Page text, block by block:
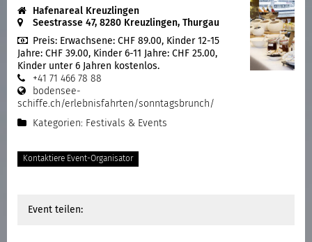
Hafenareal Kreuzlingen
Seestrasse 47, 8280 Kreuzlingen, Thurgau
Preis: Erwachsene: CHF 89.00, Kinder 12-15
Jahre: CHF 39.00, Kinder 6-11 Jahre: CHF 25.00,
Kinder unter 6 Jahren kostenlos.
+41 71 466 78 88
bodensee-
schiffe.ch/erlebnisfahrten/sonntagsbrunch/
Kategorien: Festivals & Events
Kontaktiere Event-Organisator
Event teilen: